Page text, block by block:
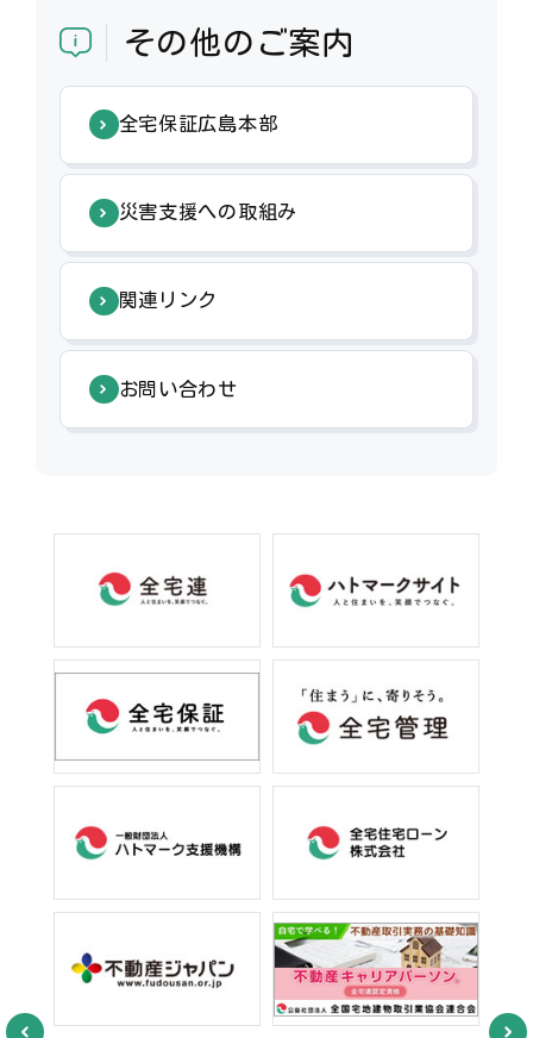
その他のご案内
全宅保証広島本部
災害支援への取組み
関連リンク
お問い合わせ